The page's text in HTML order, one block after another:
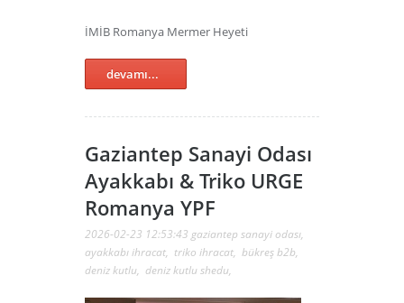
İMİB Romanya Mermer Heyeti
devamı...
Gaziantep Sanayi Odası
Ayakkabı & Triko URGE
Romanya YPF
2026-02-23 12:53:43 gaziantep sanayi odası,
ayakkabı ihracat, triko ihracat, bükreş b2b,
deniz kutlu, deniz kutlu shedu,